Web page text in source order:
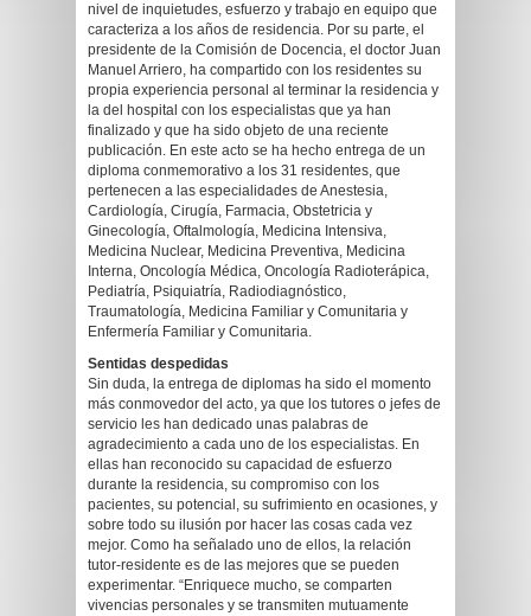
nivel de inquietudes, esfuerzo y trabajo en equipo que
caracteriza a los años de residencia. Por su parte, el
presidente de la Comisión de Docencia, el doctor Juan
Manuel Arriero, ha compartido con los residentes su
propia experiencia personal al terminar la residencia y
la del hospital con los especialistas que ya han
finalizado y que ha sido objeto de una reciente
publicación. En este acto se ha hecho entrega de un
diploma conmemorativo a los 31 residentes, que
pertenecen a las especialidades de Anestesia,
Cardiología, Cirugía, Farmacia, Obstetricia y
Ginecología, Oftalmología, Medicina Intensiva,
Medicina Nuclear, Medicina Preventiva, Medicina
Interna, Oncología Médica, Oncología Radioterápica,
Pediatría, Psiquiatría, Radiodiagnóstico,
Traumatología, Medicina Familiar y Comunitaria y
Enfermería Familiar y Comunitaria.
Sentidas despedidas
Sin duda, la entrega de diplomas ha sido el momento
más conmovedor del acto, ya que los tutores o jefes de
servicio les han dedicado unas palabras de
agradecimiento a cada uno de los especialistas. En
ellas han reconocido su capacidad de esfuerzo
durante la residencia, su compromiso con los
pacientes, su potencial, su sufrimiento en ocasiones, y
sobre todo su ilusión por hacer las cosas cada vez
mejor. Como ha señalado uno de ellos, la relación
tutor-residente es de las mejores que se pueden
experimentar. “Enriquece mucho, se comparten
vivencias personales y se transmiten mutuamente